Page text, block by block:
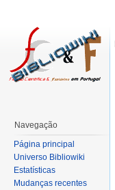
Navegação
Página principal
Universo Bibliowiki
Estatísticas
Mudanças recentes